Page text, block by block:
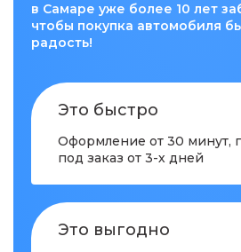
в Самаре уже более 10 лет
чтобы покупка автомобиля
радость!
Это быстро
Оформление от 30 минут,
под заказ от 3-х дней
Это выгодно